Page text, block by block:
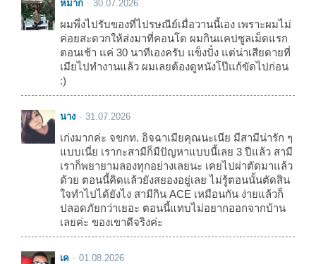
หมาก 30.07.2026
ผมพึ่งไปรับของที่ไปรษณีย์เมื่อวานนี้เอง เพราะผมไม่
ค่อยสะดวกให้ส่งมาที่คอนโด ผมกินแคปซูลเม็ดแรก
ตอนเช้า แค่ 30 นาทีเองครับ แข็งปั๋ง แต่น่าเสียดายที่
เมียไปทำงานแล้ว ผมเลยต้องดูหนังโป๊แก้ขัดไปก่อน
:)
นาง 31.07.2026
เก่งมากค่ะ จขกท. อิจฉาเมียคุณนะเนีย มีสามีน่ารัก ๆ
แบบเนี่ย เรากะสามีก็มีปัญหาแบบนี้เลย 3 ปีแล้ว สามี
เราก็พยายามลองทุกอย่างเลยนะ เคยไปผ่าตัดมาแล้ว
ด้วย ตอนนี้คิดแล้วยังสยองอยู่เลย ไม่รู้ตอนนั้นตัดสิน
ใจทำไปได้ยังไง สามีกิน ACE เหมือนกัน ง่ายแล้วก็
ปลอดภัยกว่าเยอะ ตอนนี้แทบไม่อยากออกจากบ้าน
เลยค่ะ ของเขาดีจริงค่ะ
เค 01.08.2026